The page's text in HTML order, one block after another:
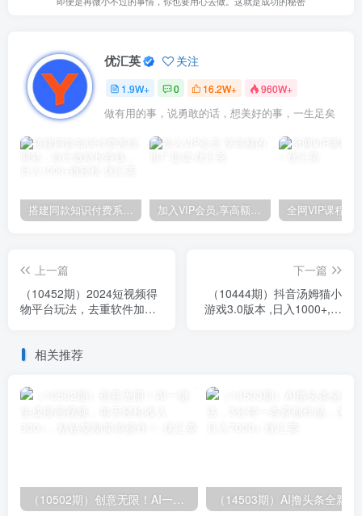
优汇英 关注
1.9W+ 0 16.2W+ 960W+
做有用的事，说勇敢的话，想美好的事，一生足矣
搭建同款知识付费系统网站，自己做站长挣钱，日入1000+很轻松 加入VIP会员,享高额的推广提成
上一篇
（10452期）2024短视频得
物平台玩法，去重软件加持
下一篇
（10444期）抖音汤姆猫小
游戏3.0版本 ,日入1000+,无
相关推荐
（10502期）创意无限！AI一键生成漫画视频，每天轻松收入300+，粘贴复制简单操作！